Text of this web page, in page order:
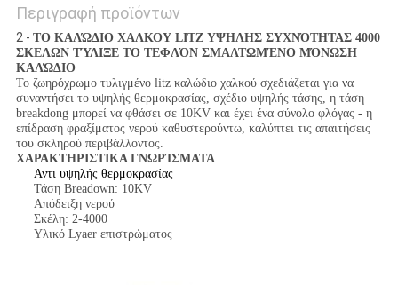
Περιγραφή προϊόντων
2 - ΤΟ ΚΑΛΏΔΙΟ ΧΑΛΚΟΥ LITZ ΥΨΗΛΗΣ ΣΥΧΝΌΤΗΤΑΣ 4000
ΣΚΕΛΩΝ ΤΎΛΙΞΕ ΤΟ ΤΕΦΛΌΝ ΣΜΑΛΤΩΜΈΝΟ ΜΌΝΩΣΗ
ΚΑΛΏΔΙΟ
Το ζωηρόχρωμο τυλιγμένο litz καλώδιο χαλκού σχεδιάζεται για να
συναντήσει το υψηλής θερμοκρασίας, σχέδιο υψηλής τάσης, η τάση
breakdong μπορεί να φθάσει σε 10KV και έχει ένα σύνολο φλόγας - η
επίδραση φραξίματος νερού καθυστερούντω, καλύπτει τις απαιτήσεις
του σκληρού περιβάλλοντος.
ΧΑΡΑΚΤΗΡΙΣΤΙΚΑ ΓΝΩΡΊΣΜΑΤΑ
Αντι υψηλής θερμοκρασίας
Τάση Breadown: 10KV
Απόδειξη νερού
Σκέλη: 2-4000
Υλικό Lyaer επιστρώματος